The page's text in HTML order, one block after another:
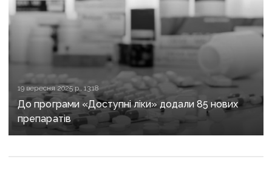
19 вересня 2025 р., 13:18
До програми «Доступні ліки» додали 85 нових
препаратів